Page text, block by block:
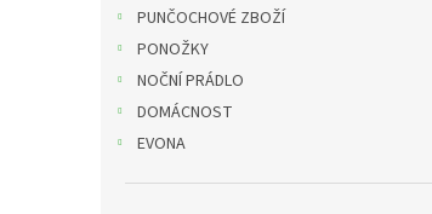
PUNČOCHOVÉ ZBOŽÍ
PONOŽKY
NOČNÍ PRÁDLO
DOMÁCNOST
EVONA